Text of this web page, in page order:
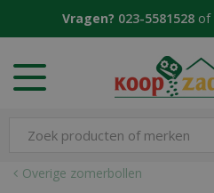
Overige zomerbollen
Vragen? 023-5581528 of